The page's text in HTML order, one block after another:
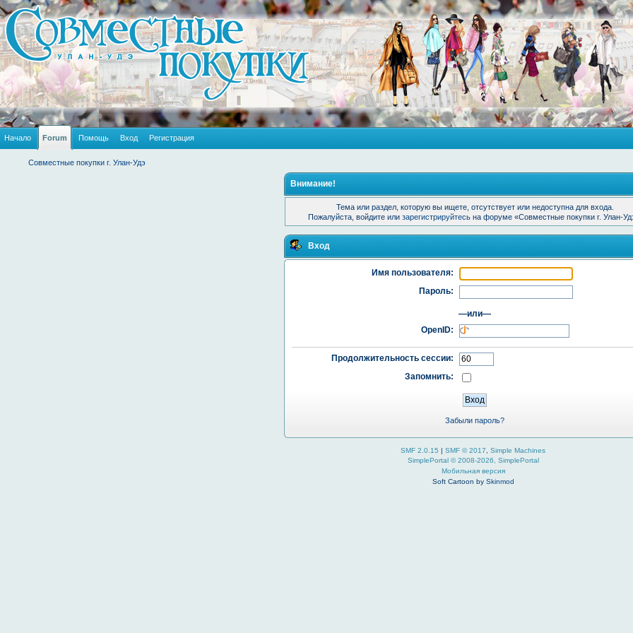
Начало Forum Помощь Вход Регистрация
Совместные покупки г. Улан-Удэ
Внимание!
Тема или раздел, которую вы ищете, отсутствует или недоступна для входа.
Пожалуйста, войдите или зарегистрируйтесьна форуме «Совместные покупки г. Улан-
Вход
Имя пользователя:
Пароль:
—или—
OpenID:
Продолжительность сессии:
Запомнить:
Забыли пароль?
SMF 2.0.15 | SMF © 2017
Simple Machines
SimplePortal © 2008-2026, SimplePortal
Мобильная версия
Soft Cartoon by Skinmod